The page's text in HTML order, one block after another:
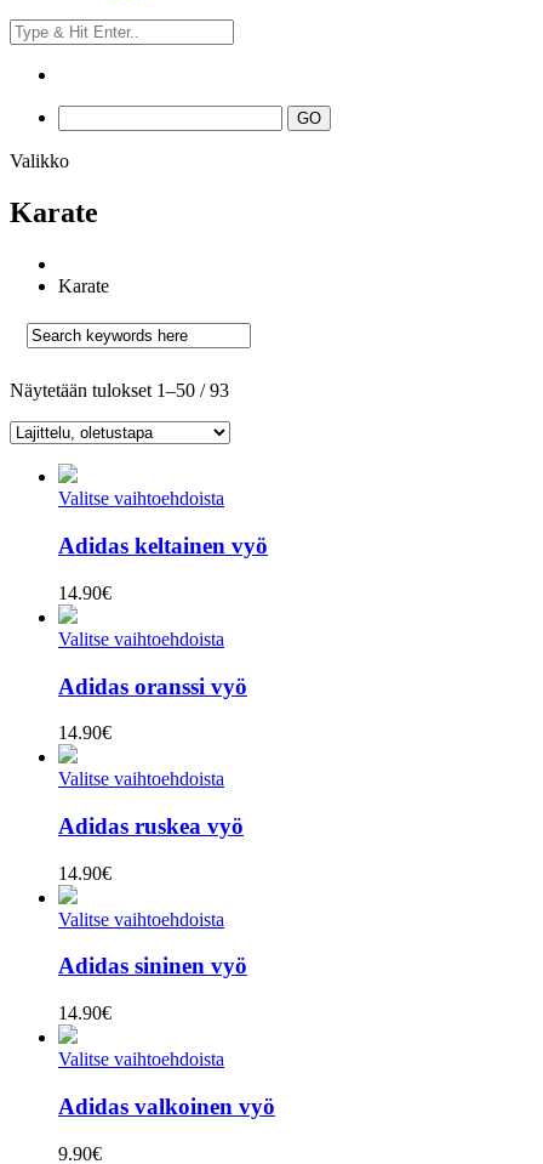
Valikko
Karate
Karate
Näytetään tulokset 1–50 / 93
Valitse vaihtoehdoista
Adidas keltainen vyö
14.90€
Valitse vaihtoehdoista
Adidas oranssi vyö
14.90€
Valitse vaihtoehdoista
Adidas ruskea vyö
14.90€
Valitse vaihtoehdoista
Adidas sininen vyö
14.90€
Valitse vaihtoehdoista
Adidas valkoinen vyö
9.90€